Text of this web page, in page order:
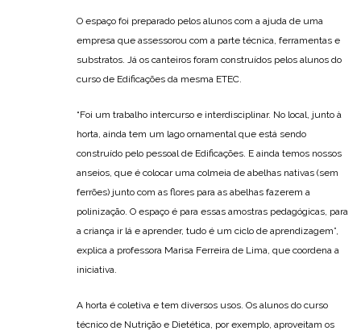
O espaço foi preparado pelos alunos com a ajuda de uma
empresa que assessorou com a parte técnica, ferramentas e
substratos. Já os canteiros foram construídos pelos alunos do
curso de Edificações da mesma ETEC.
“Foi um trabalho intercurso e interdisciplinar. No local, junto à
horta, ainda tem um lago ornamental que está sendo
construído pelo pessoal de Edificações. E ainda temos nossos
anseios, que é colocar uma colmeia de abelhas nativas (sem
ferrões) junto com as flores para as abelhas fazerem a
polinização. O espaço é para essas amostras pedagógicas, para
a criança ir lá e aprender, tudo é um ciclo de aprendizagem”,
explica a professora Marisa Ferreira de Lima, que coordena a
iniciativa.
A horta é coletiva e tem diversos usos. Os alunos do curso
técnico de Nutrição e Dietética, por exemplo, aproveitam os